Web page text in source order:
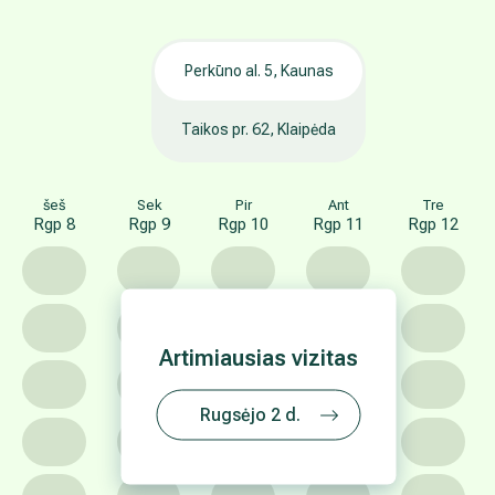
Perkūno al. 5, Kaunas
Taikos pr. 62, Klaipėda
šeš
Rgp 8
Sek
Rgp 9
Pir
Rgp 10
Ant
Rgp 11
Tre
Rgp 12
Artimiausias vizitas
Rugsėjo 2 d.